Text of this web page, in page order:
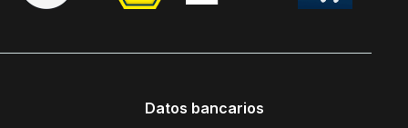
Verantwortlicher
Picotronic GmbH Rudolf-
info@picotronic.de
Datos bancarios